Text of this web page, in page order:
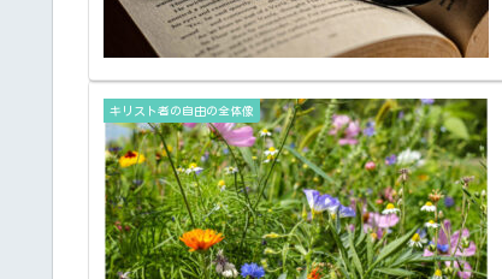
キリスト者の自由の全体像